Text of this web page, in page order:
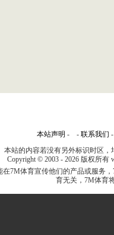
本站声明 - - 联系我们
本站的内容若没有另外标识时区
Copyright © 2003 - 2026 版权所有
在7M体育宣传他们的产品或服务
育无关，7M体育